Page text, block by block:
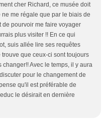
cher Richard, ce musée doit
me régale que par le biais de
de pourvoir me faire voyager
plus visiter !! En ce qui
suis allée lire ses requêtes
que ceux-ci sont toujours
Avec le temps, il y aura
pour le changement de
qu'il est préférable de
le désirait en dernière